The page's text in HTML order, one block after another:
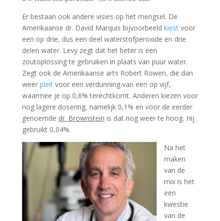
Er bestaan ook andere visies op het mengsel. De
Amerikaanse dr. David Marquis bijvoorbeeld kiestvoor
een op drie, dus een deel waterstofperoxide en drie
delen water. Levy zegt dat het beter is een
zoutoplossing te gebruiken in plaats van puur water.
Zegt ook de Amerikaanse arts Robert Rowen, die dan
weer pleitvoor een verdunning van een op vijf,
waarmee je op 0,6% terechtkomt. Anderen kiezen voor
nog lagere dosering, namelijk 0,1% en voor de eerder
genoemde dr. Brownstein is dat nog weer te hoog. Hij
gebruikt 0,04%.
Na het
maken
van de
mix is het
een
kwestie
van de